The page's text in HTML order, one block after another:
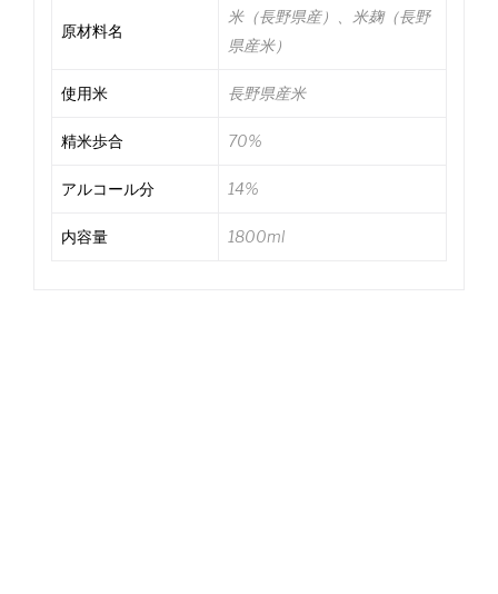
原材料名
米（長野県産）、米麹（長野
県産米）
使用米 長野県産米
精米歩合 70%
アルコール分 14%
内容量 1800ml